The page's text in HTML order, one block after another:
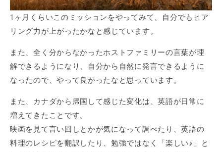
1ヶ月くらいこのミッションをやってみて、自分でもヒア
リング力が上がったかなと感じています。
また、全く分からなかったホストファミリーの言葉が理
解できるようになり、自分から自然に発言できるように
なったので、やって良かったなと思っています。
また、カナダから帰国して感じた変化は、英語が日常に
増えてきたことです。
映画を見て言い回しとかが気になって調べたり、英語の
料理のレシピを翻訳したり、勉強ではなく「楽しい♪」と